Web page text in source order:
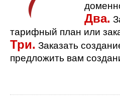
Два.
тарифный план или
Три. Заказать
предложить вам